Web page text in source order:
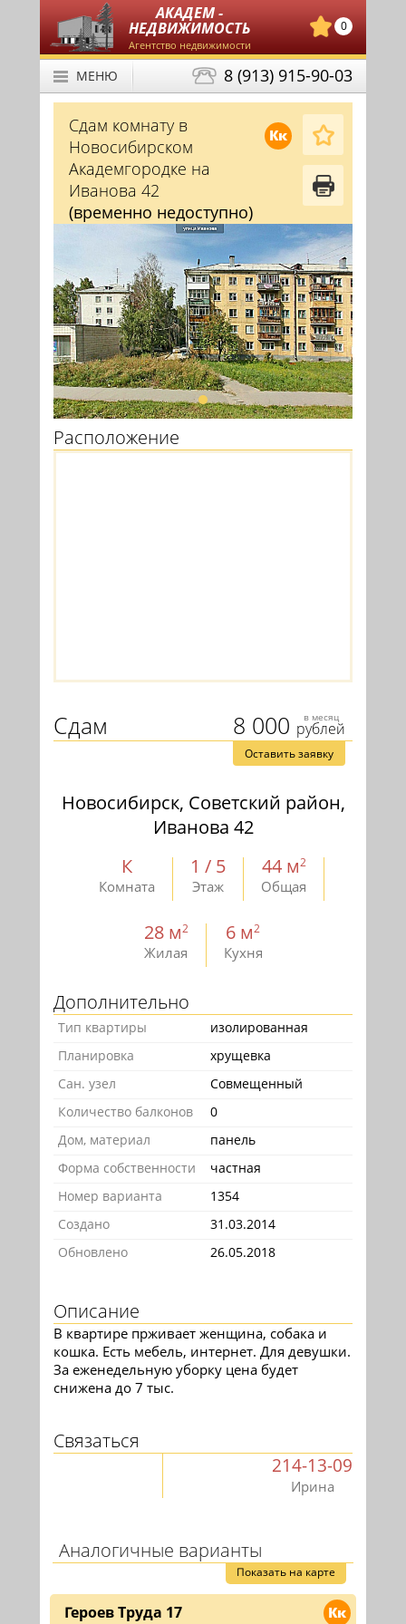
АКАДЕМ -
НЕДВИЖИМОСТЬ
Агентство недвижимости
0
8 (913) 915-90-03
МЕНЮ
Кк
Сдам комнату в
Новосибирском
Академгородке на
Иванова 42
(временно недоступно)
Расположение
8 000 в месяц
рублей
Сдам
Оставить заявку
Новосибирск, Советский район,
Иванова 42
К
Комната
1 / 5
Этаж
44 м2
Общая
28 м2
Жилая
6 м2
Кухня
Дополнительно
Тип квартиры
изолированная
Планировка
хрущевка
Сан. узел
Совмещенный
Количество балконов
0
Дом, материал
панель
Форма собственности
частная
Номер варианта
1354
Создано
31.03.2014
Обновлено
26.05.2018
Описание
В квартире прживает женщина, собака и
кошка. Есть мебель, интернет. Для девушки.
За еженедельную уборку цена будет
снижена до 7 тыс.
Связаться
214-13-09
Ирина
Аналогичные варианты
Показать на карте
Кк
Героев Труда 17